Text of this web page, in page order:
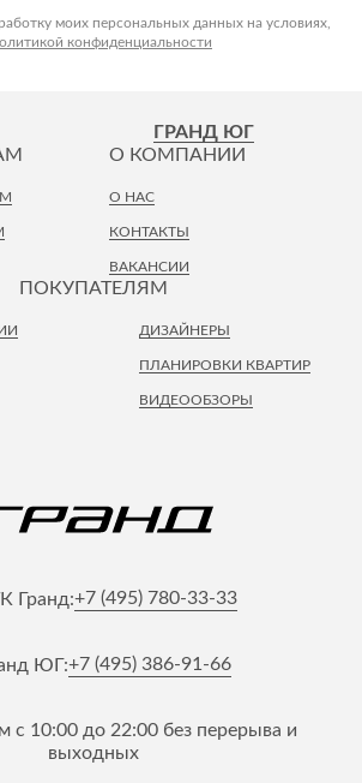
моих персональных данных на условиях,
конфиденциальности
ГРАНД ЮГ
ПОКУПАТЕЛЯМ
ПЛАНИРОВКИ КВАРТИР
ВИДЕООБЗОРЫ
ДИЗАЙНЕРЫ
О КОМПАНИИ
О НАС
КОНТАКТЫ
ВАКАНСИИ
Гранд:+7 (495) 780-33-33
ЮГ:+7 (495) 386-91-66
с 10:00 до 22:00 без перерыва и
выходных